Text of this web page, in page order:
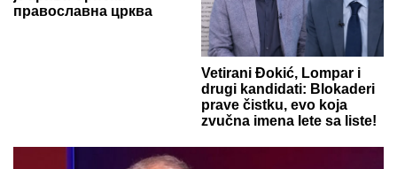
православна црква
Vetirani Đokić, Lompar i
drugi kandidati: Blokaderi
prave čistku, evo koja
zvučna imena lete sa liste!